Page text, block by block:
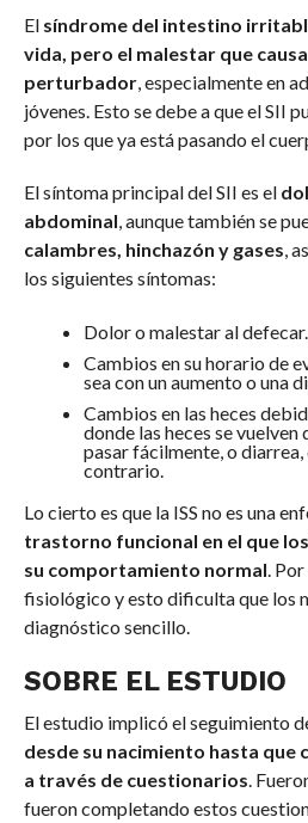
El síndrome del intestino
vida, pero el malestar que causa
perturbador, especialmente en
jóvenes. Esto se debe a que el SII
por los que ya está pasando el
El síntoma principal del SII es el
abdominal , aunque también se
calambres, hinchazón y gases ,
los siguientes síntomas:
Dolor o malestar al defecar.
Cambios en su horario de
sea con un aumento o una
Cambios en las heces
donde las heces se
pasar fácilmente, o
contrario.
Lo cierto es que la ISS no es una
trastorno funcional en el que
su comportamiento normal .
fisiológico y esto dificulta que los
diagnóstico sencillo.
SOBRE EL ESTUDIO
El estudio implicó el seguimiento
desde su nacimiento hasta que
a través de cuestionarios .
fueron completando estos